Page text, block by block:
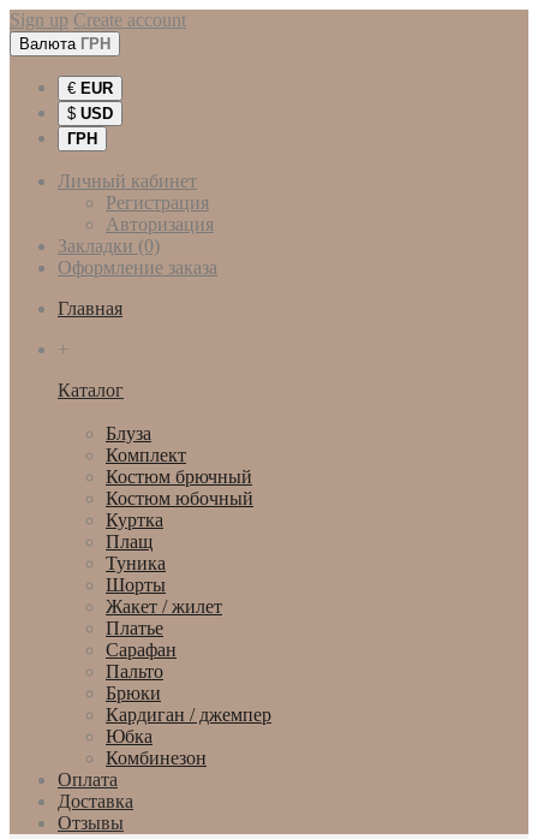
Sign up Create account
Валюта ГРН
€ EUR
$ USD
ГРН
Личный кабинет
Регистрация
Авторизация
Закладки (0)
Оформление заказа
Главная
+
Каталог
Блуза
Комплект
Костюм брючный
Костюм юбочный
Куртка
Плащ
Туника
Шорты
Жакет / жилет
Платье
Сарафан
Пальто
Брюки
Кардиган / джемпер
Юбка
Комбинезон
Оплата
Доставка
Отзывы